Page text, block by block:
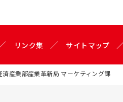
リンク集 サイトマップ
済産業部産業革新局 マーケティング課